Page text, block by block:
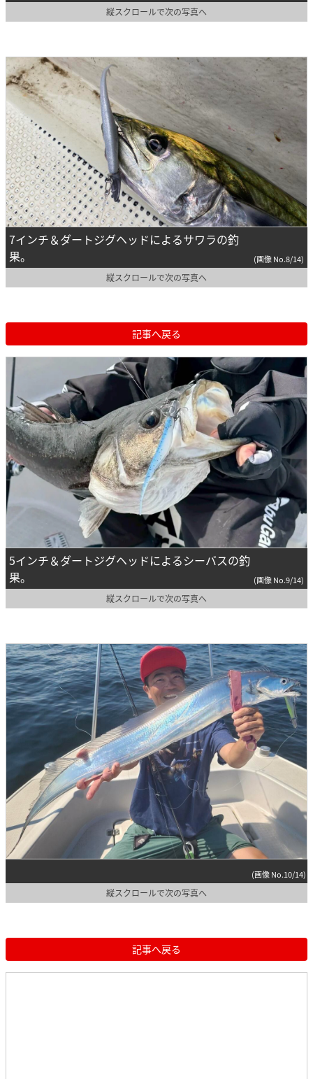
縦スクロールで次の写真へ
7インチ＆ダートジグヘッドによるサワラの釣
果。
(画像 No.8/14)
縦スクロールで次の写真へ
記事へ戻る
5インチ＆ダートジグヘッドによるシーバスの釣
果。
(画像 No.9/14)
縦スクロールで次の写真へ
(画像 No.10/14)
縦スクロールで次の写真へ
記事へ戻る